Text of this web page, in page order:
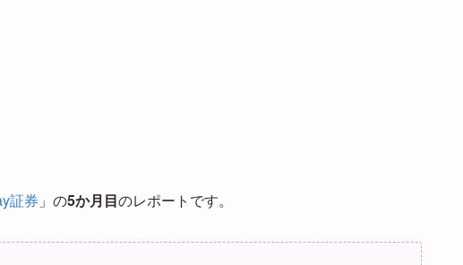
証券 」の5か月目のレポートです。